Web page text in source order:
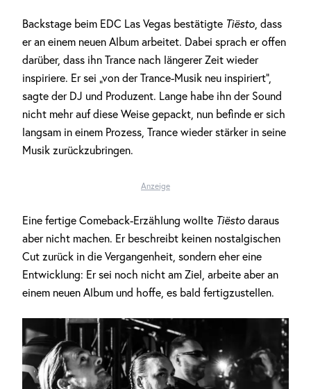
Backstage beim EDC Las Vegas bestätigte Tiësto, dass
er an einem neuen Album arbeitet. Dabei sprach er offen
darüber, dass ihn Trance nach längerer Zeit wieder
inspiriere. Er sei „von der Trance-Musik neu inspiriert“,
sagte der DJ und Produzent. Lange habe ihn der Sound
nicht mehr auf diese Weise gepackt, nun befinde er sich
langsam in einem Prozess, Trance wieder stärker in seine
Musik zurückzubringen.
Anzeige
Eine fertige Comeback-Erzählung wollte Tiësto daraus
aber nicht machen. Er beschreibt keinen nostalgischen
Cut zurück in die Vergangenheit, sondern eher eine
Entwicklung: Er sei noch nicht am Ziel, arbeite aber an
einem neuen Album und hoffe, es bald fertigzustellen.